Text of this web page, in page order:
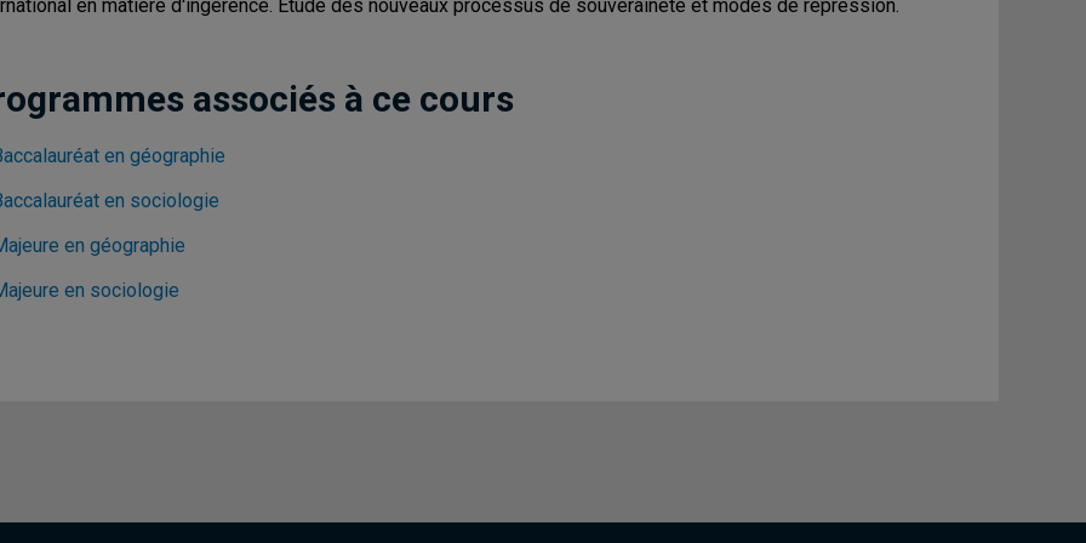
en matière d'ingérence. Étude des nouveaux processus de souveraineté et modes de répression.
associés à ce cours
en géographie
en sociologie
en géographie
en sociologie